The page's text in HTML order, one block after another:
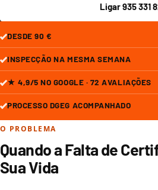
Ligar 935 331
DESDE 90 €
INSPECÇÃO NA MESMA SEMANA
★ 4,9/5 NO GOOGLE · 72 AVALIAÇÕES
PROCESSO DGEG ACOMPANHADO
O PROBLEMA
Quando a Falta de
Sua Vida